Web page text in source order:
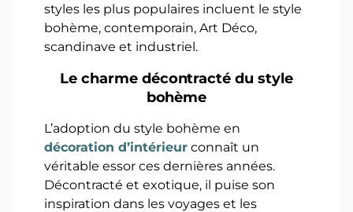
styles les plus populaires incluent le style
bohème, contemporain, Art Déco,
scandinave et industriel.
Le charme décontracté du style
bohème
L’adoption du style bohème en
décoration d’intérieur connaît un
véritable essor ces dernières années.
Décontracté et exotique, il puise son
inspiration dans les voyages et les